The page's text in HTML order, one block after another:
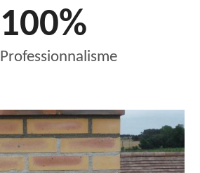
100%
Professionnalisme